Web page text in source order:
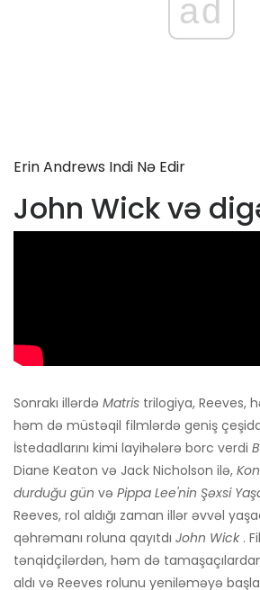
ad
Erin Andrews Indi Nə Edir
John Wick və
Sonrakı illərdə Matris trilogiya, Reeves,
həm də müstəqil filmlərdə geniş
İstedadlarını kimi layihələrə borc verdi
Diane Keaton və Jack Nicholson ilə,
durduğu gün və Pippa Lee'nin Şəxsi
Reeves, rol aldığı zaman illər əvvəl
qəhrəmanı roluna qayıtdı John Wick.
tənqidçilərdən, həm də
aldı və Reeves rolunu yeniləməyə